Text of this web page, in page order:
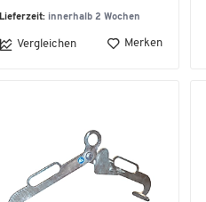
Lieferzeit: innerhalb 2 Wochen
Vergleichen Merken